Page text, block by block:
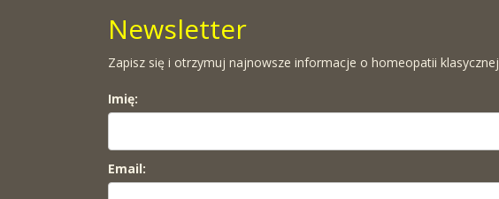
Newsletter
Zapisz się i otrzymuj najnowsze informacje o homeopatii klasycznej
Imię:
Email: